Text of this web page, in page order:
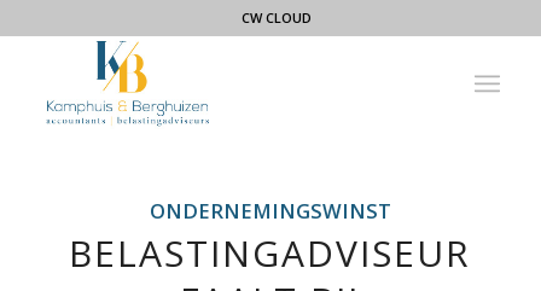
CW CLOUD
ONDERNEMINGSWINST
BELASTINGADVISEUR